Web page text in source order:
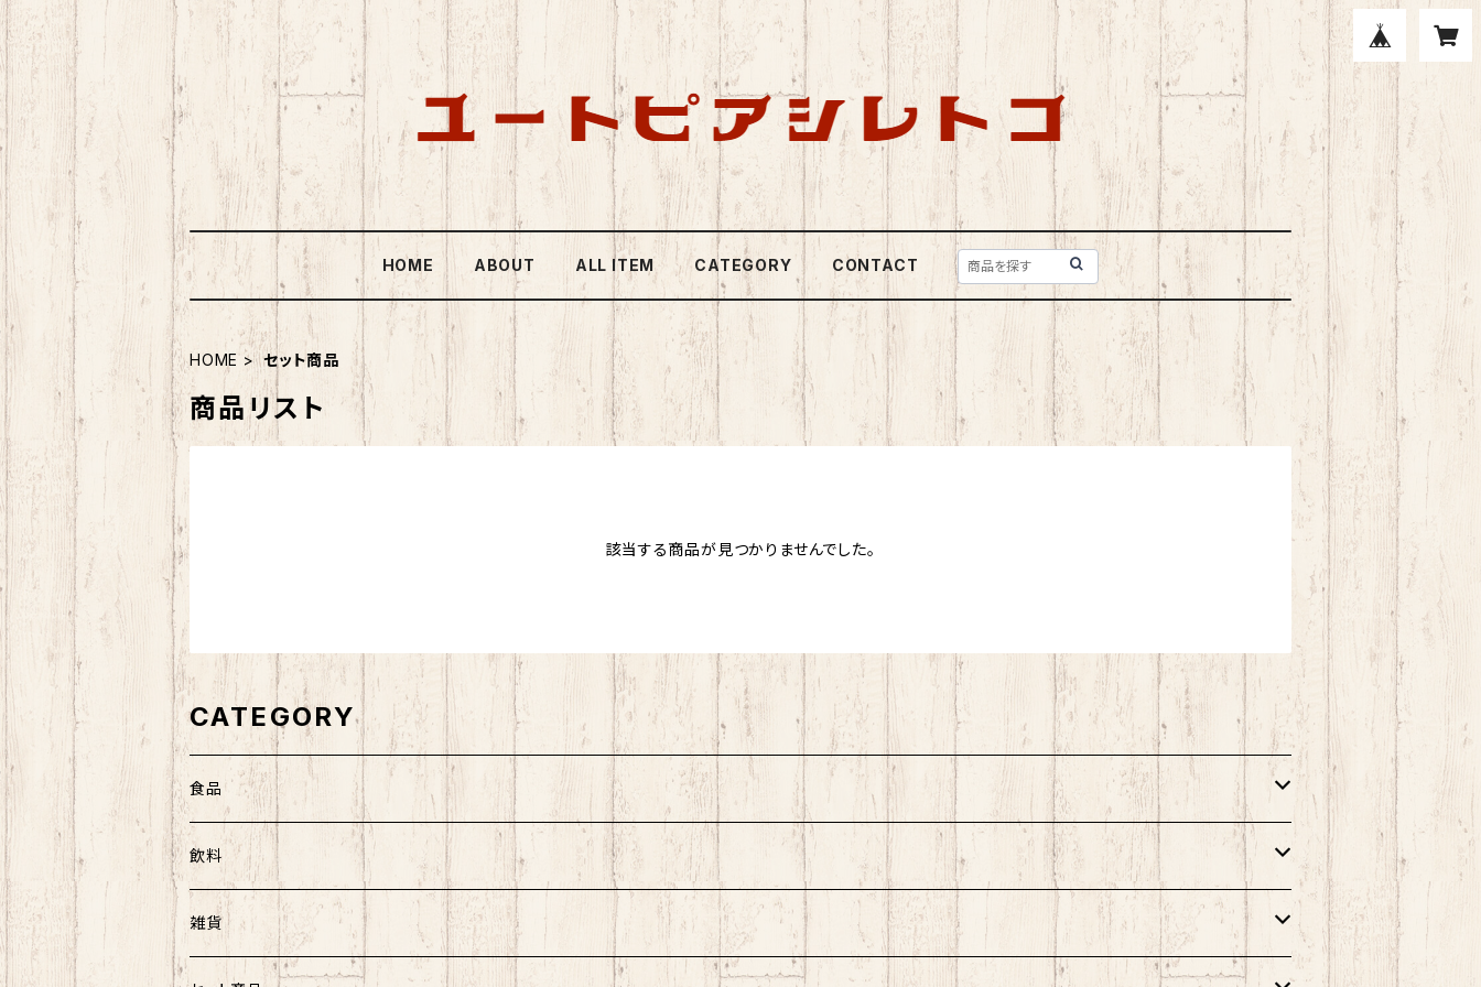
HOME ABOUT ALL ITEM CATEGORY CONTACT
HOME セット商品
商品リスト
該当する商品が見つかりませんでした。
CATEGORY
食品
農海産物
菓子
菓子類
飲料
アルコール
雑貨